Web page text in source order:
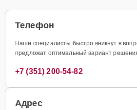
Телефон
Наши специалисты быстро вникнут в
предложат оптимальный вариант
+7 (351) 200-54-82
Адрес